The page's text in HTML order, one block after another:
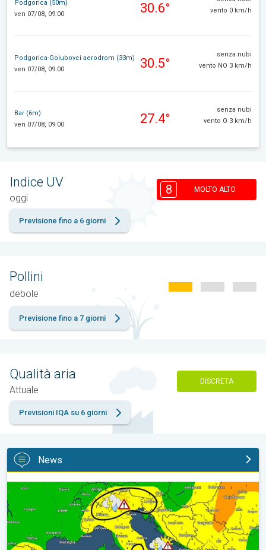
Podgorica (50m)
ven 07/08, 09:00
30.6°
vento 0 km/h
Podgorica-Golubovci aerodrom (33m)
ven 07/08, 09:00
30.5°
senza nubi
vento NO 3 km/h
Bar (6m)
ven 07/08, 09:00
27.4°
senza nubi
vento O 3 km/h
Indice UV
oggi
8 MOLTO ALTO
Previsione fino a 6 giorni
Pollini
debole
Previsione fino a 7 giorni
Qualità aria
Attuale
DISCRETA
Previsioni IQA su 6 giorni
News
Esplodono i temporali di calore tra venerdì e sabato.